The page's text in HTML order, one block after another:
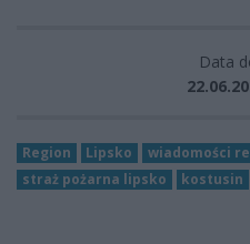
Data
Region Lipsko wiadomości
straż pożarna lipsko
kostusin